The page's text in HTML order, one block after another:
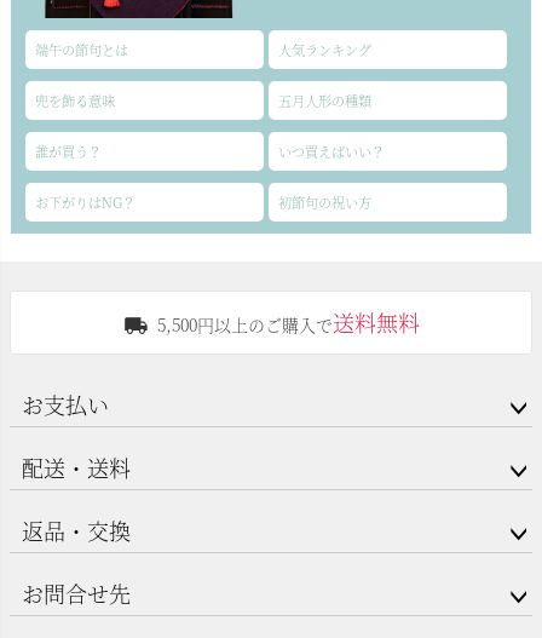
端午の節句とは 人気ランキング
兜を飾る意味 五月人形の種類
誰が買う？ いつ買えばいい？
お下がりはNG？ 初節句の祝い方
5,500円以上のご購入で送料無料
お支払い
配送・送料
返品・交換
お問合せ先